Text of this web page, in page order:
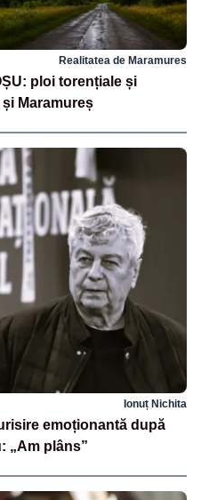
Realitatea de Maramures
ploi torențiale și
Maramureș
Ionuț Nichita
emoționantă după
„Am plâns”